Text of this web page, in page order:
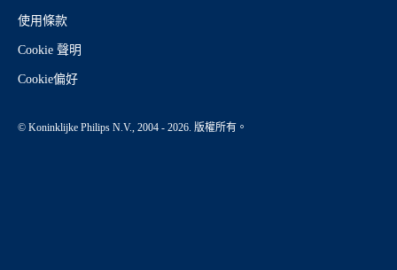
使用條款
Cookie 聲明
Cookie偏好
© Koninklijke Philips N.V., 2004 - 2026. 版權所有。